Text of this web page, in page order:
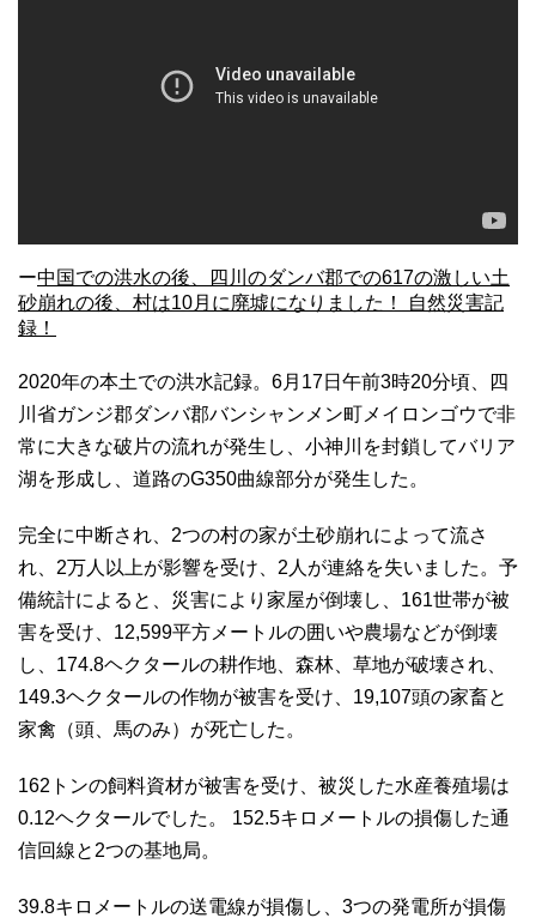
ー中国での洪水の後、四川のダンバ郡での617の激しい土
砂崩れの後、村は10月に廃墟になりました！ 自然災害記
録！
2020年の本土での洪水記録。6月17日午前3時20分頃、四
川省ガンジ郡ダンバ郡バンシャンメン町メイロンゴウで非
常に大きな破片の流れが発生し、小神川を封鎖してバリア
湖を形成し、道路のG350曲線部分が発生した。
完全に中断され、2つの村の家が土砂崩れによって流さ
れ、2万人以上が影響を受け、2人が連絡を失いました。予
備統計によると、災害により家屋が倒壊し、161世帯が被
害を受け、12,599平方メートルの囲いや農場などが倒壊
し、174.8ヘクタールの耕作地、森林、草地が破壊され、
149.3ヘクタールの作物が被害を受け、19,107頭の家畜と
家禽（頭、馬のみ）が死亡した。
162トンの飼料資材が被害を受け、被災した水産養殖場は
0.12ヘクタールでした。 152.5キロメートルの損傷した通
信回線と2つの基地局。
39.8キロメートルの送電線が損傷し、3つの発電所が損傷